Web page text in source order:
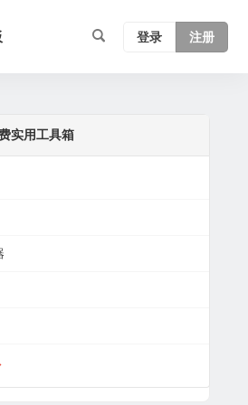
登录 注册
实用工具箱